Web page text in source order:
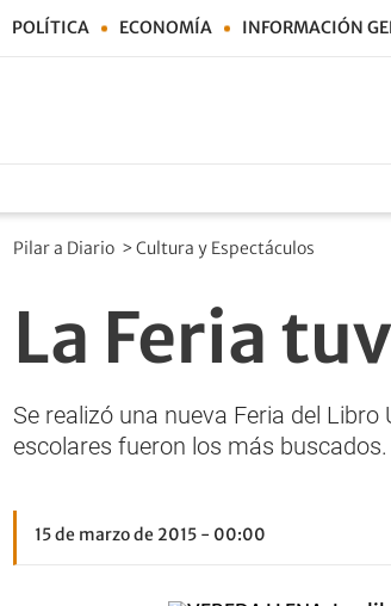
POLÍTICA ECONOMÍA INFORMACIÓN
Pilar a Diario >Cultura y Espectáculos
La Feria
Se realizó una nueva Feria del
escolares fueron los más buscados.
15 de marzo de 2015 - 00:00